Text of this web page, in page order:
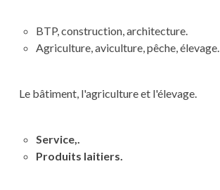
BTP, construction, architecture.
Agriculture, aviculture, pêche, élevage.
Le bâtiment, l'agriculture et l'élevage.
Service,.
Produits laitiers.